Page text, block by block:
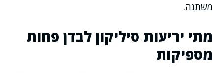
משתנה.
מתי יריעות סיליקון לבדן פחות
מספיקות